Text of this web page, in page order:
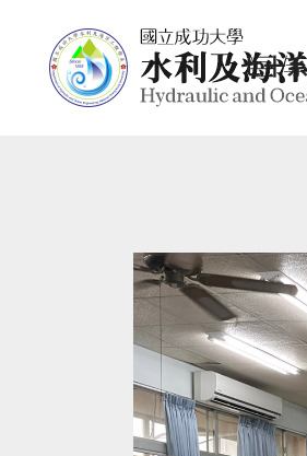
七十